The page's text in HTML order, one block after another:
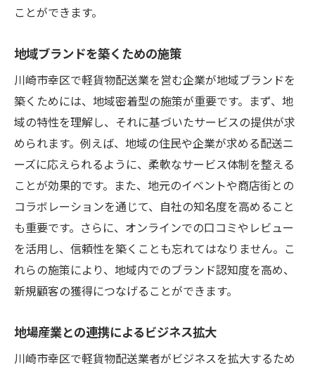
ことができます。
地域ブランドを築くための施策
川崎市幸区で軽貨物配送業を営む企業が地域ブランドを
築くためには、地域密着型の施策が重要です。まず、地
域の特性を理解し、それに基づいたサービスの提供が求
められます。例えば、地域の住民や企業が求める配送ニ
ーズに応えられるように、柔軟なサービス体制を整える
ことが効果的です。また、地元のイベントや商店街との
コラボレーションを通じて、自社の知名度を高めること
も重要です。さらに、オンラインでの口コミやレビュー
を活用し、信頼性を築くことも忘れてはなりません。こ
れらの施策により、地域内でのブランド認知度を高め、
新規顧客の獲得につなげることができます。
地場産業との連携によるビジネス拡大
川崎市幸区で軽貨物配送業者がビジネスを拡大するため